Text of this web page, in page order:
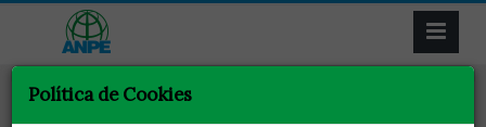
Política de Cookies